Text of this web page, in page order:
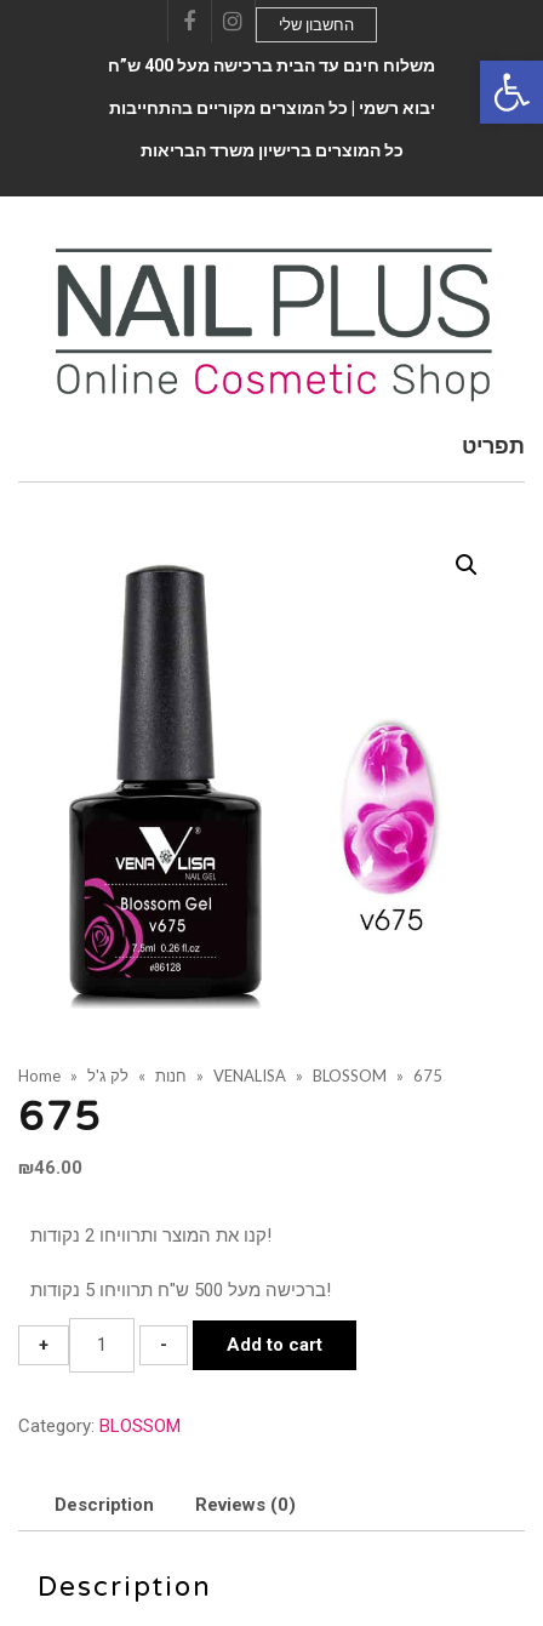
FacebookInstagram
החשבון שלי
משלוח חינם עד הבית ברכישה מעל 400 ש”ח
יבוא רשמי | כל המוצרים מקוריים בהתחייבות
כל המוצרים ברישיון משרד הבריאות
Toggle
תפריט
Home » חנות » לק ג'ל » VENALISA » BLOSSOM » 675
675
₪46.00
קנו את המוצר ותרוויחו 2 נקודות!
ברכישה מעל 500 ש"ח תרוויחו 5 נקודות!
+
quantity
- Add to cart
Category: BLOSSOM
Description Reviews (0)
Description